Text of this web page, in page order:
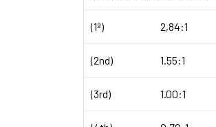
(1º) 2,84:1
(2nd) 1.55:1
(3rd) 1.00:1